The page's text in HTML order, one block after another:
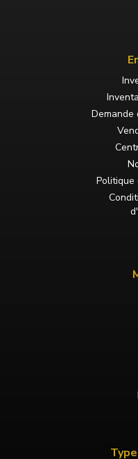
Demande
Politique